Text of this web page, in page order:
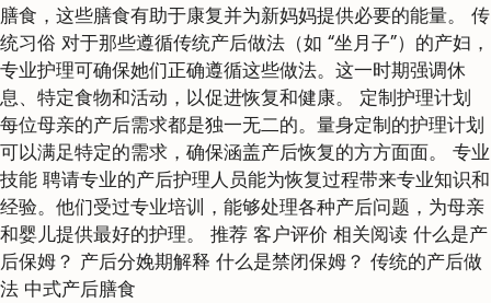
膳食，这些膳食有助于康复并为新妈妈提供必要的能量。 传
统习俗 对于那些遵循传统产后做法（如 “坐月子”）的产妇，
专业护理可确保她们正确遵循这些做法。这一时期强调休
息、特定食物和活动，以促进恢复和健康。 定制护理计划
每位母亲的产后需求都是独一无二的。量身定制的护理计划
可以满足特定的需求，确保涵盖产后恢复的方方面面。 专业
技能 聘请专业的产后护理人员能为恢复过程带来专业知识和
经验。他们受过专业培训，能够处理各种产后问题，为母亲
和婴儿提供最好的护理。 推荐 客户评价 相关阅读 什么是产
后保姆？ 产后分娩期解释 什么是禁闭保姆？ 传统的产后做
法 中式产后膳食